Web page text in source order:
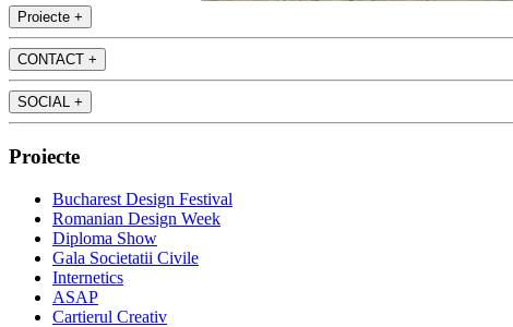
Proiecte +
CONTACT +
SOCIAL +
Proiecte
Bucharest Design Festival
Romanian Design Week
Diploma Show
Gala Societatii Civile
Internetics
ASAP
Cartierul Creativ